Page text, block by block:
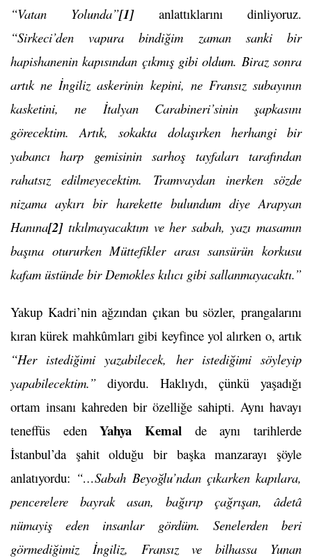
“Vatan Yolunda”[1]anlattıklarını dinliyoruz.
“Sirkeci’den vapura bindiğim zaman sanki bir
hapishanenin kapısından çıkmış gibi oldum. Biraz sonra
artık ne İngiliz askerinin kepini, ne Fransız subayının
kasketini, ne İtalyan Carabineri’sinin şapkasını
görecektim. Artık, sokakta dolaşırken herhangi bir
yabancı harp gemisinin sarhoş tayfaları tarafından
rahatsız edilmeyecektim. Tramvaydan inerken sözde
nizama aykırı bir harekette bulundum diye Arapyan
Hanına[2]tıkılmayacaktım ve her sabah, yazı masamın
başına otururken Müttefikler arası sansürün korkusu
kafam üstünde bir Demokles kılıcı gibi sallanmayacaktı.”
Yakup Kadri’nin ağzından çıkan bu sözler, prangalarını
kıran kürek mahkûmları gibi keyfince yol alırken o, artık
“Her istediğimi yazabilecek, her istediğimi söyleyip
yapabilecektim.” diyordu. Haklıydı, çünkü yaşadığı
ortam insanı kahreden bir özelliğe sahipti. Aynı havayı
teneffüs edenYahya Kemal de aynı tarihlerde
İstanbul’da şahit olduğu bir başka manzarayı şöyle
anlatıyordu: “…Sabah Beyoğlu’ndan çıkarken kapılara,
pencerelere bayrak asan, bağırıp çağrışan, âdetâ
nümayiş eden insanlar gördüm. Senelerden beri
görmediğimiz İngiliz, Fransız ve bilhassa Yunan